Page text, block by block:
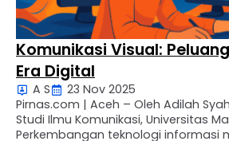
Komunikasi Visual:
Era Digital
A S
23 Nov 2025
Pirnas.com | Aceh – Oleh Adilah
Studi Ilmu Komunikasi, Universitas
Perkembangan teknologi informasi